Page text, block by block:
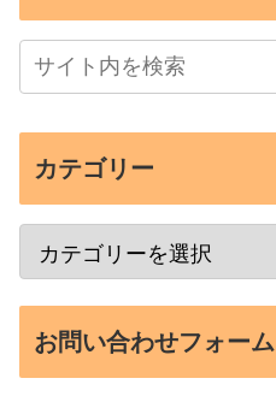
カテゴリー
お問い合わせフォーム